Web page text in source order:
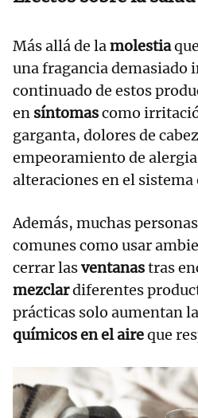
Más allá de lamolestia
una fragancia demasiado
continuado de estos
en síntomascomo
garganta, dolores de
empeoramiento de
alteraciones en el
Además, muchas
comunes como usar
cerrar lasventanastras
mezclardiferentes
prácticas solo aumentan la
químicos en el aireque